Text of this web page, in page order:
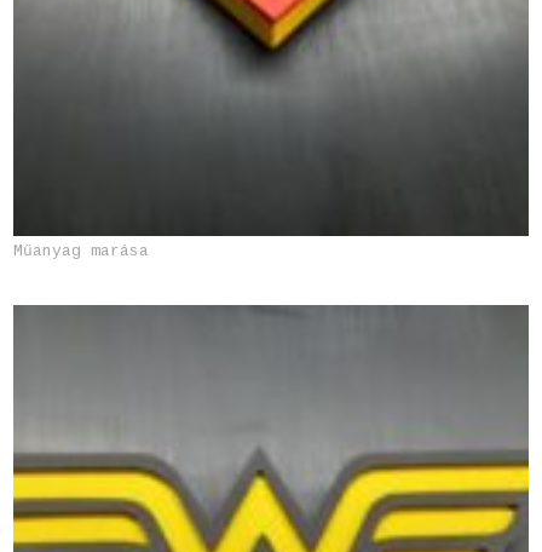
Műanyag marása